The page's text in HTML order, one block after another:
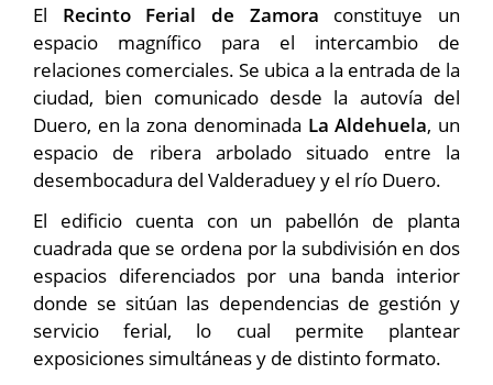
El Recinto Ferial de Zamora constituye un
espacio magnífico para el intercambio de
relaciones comerciales. Se ubica a la entrada de la
ciudad, bien comunicado desde la autovía del
Duero, en la zona denominada La Aldehuela, un
espacio de ribera arbolado situado entre la
desembocadura del Valderaduey y el río Duero.
El edificio cuenta con un pabellón de planta
cuadrada que se ordena por la subdivisión en dos
espacios diferenciados por una banda interior
donde se sitúan las dependencias de gestión y
servicio ferial, lo cual permite plantear
exposiciones simultáneas y de distinto formato.